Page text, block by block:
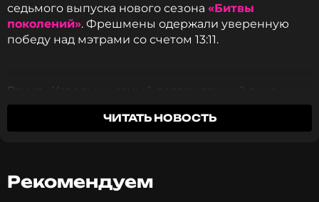
седьмого выпуска нового сезона «Битвы
поколений». Фрешмены одержали уверенную
победу над мэтрами со счетом 13:11.
Раунд «Каверы» – самый долгожданный в шоу.
Коллектив «Братья Грим» представил на суд жюри
новую версию хита оппонентов «Не грусти», а NLO
«У вас была сложнее задача. Вам пришлось варить
кашу из топора», – обратился
ЧИТАТЬ НОВОСТЬ
Рекомендуем